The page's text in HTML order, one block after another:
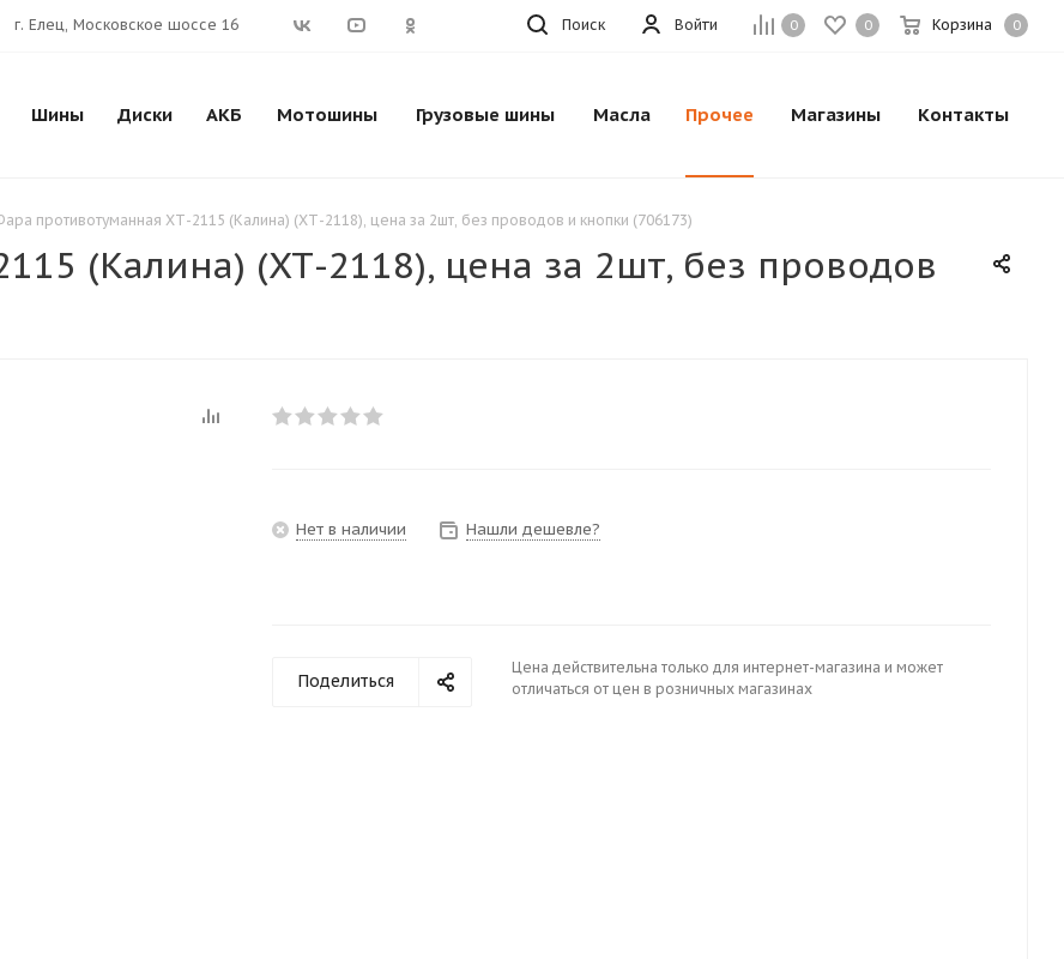
0 0 Корзина 0
Войти
г. Елец, Московское шоссе 16 Поиск
Шины Диски АКБ Мотошины Грузовые шины Масла Прочее Магазины Контакты
противотуманная ХТ-2115 (Калина) (ХТ-2118), цена за 2шт, без проводов и кнопки (706173)
(Калина) (ХТ-2118), цена за 2шт, без проводов
Нет в наличии Нашли дешевле?
Поделиться
Цена действительна только для интернет-магазина и может
отличаться от цен в розничных магазинах